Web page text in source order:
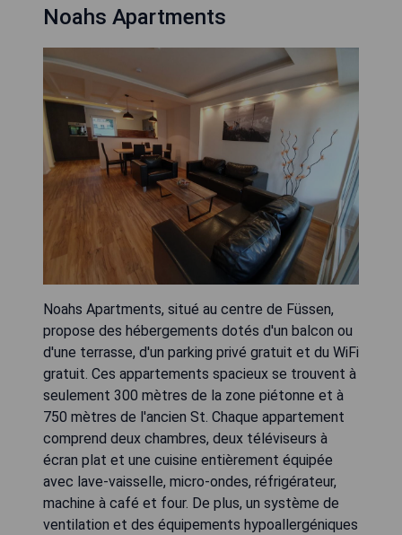
Noahs Apartments
Noahs Apartments, situé au centre de Füssen,
propose des hébergements dotés d'un balcon ou
d'une terrasse, d'un parking privé gratuit et du WiFi
gratuit. Ces appartements spacieux se trouvent à
seulement 300 mètres de la zone piétonne et à
750 mètres de l'ancien St. Chaque appartement
comprend deux chambres, deux téléviseurs à
écran plat et une cuisine entièrement équipée
avec lave-vaisselle, micro-ondes, réfrigérateur,
machine à café et four. De plus, un système de
ventilation et des équipements hypoallergéniques